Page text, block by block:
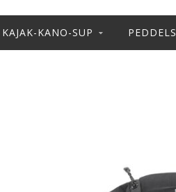
KAJAK-KANO-SUP PEDDELS